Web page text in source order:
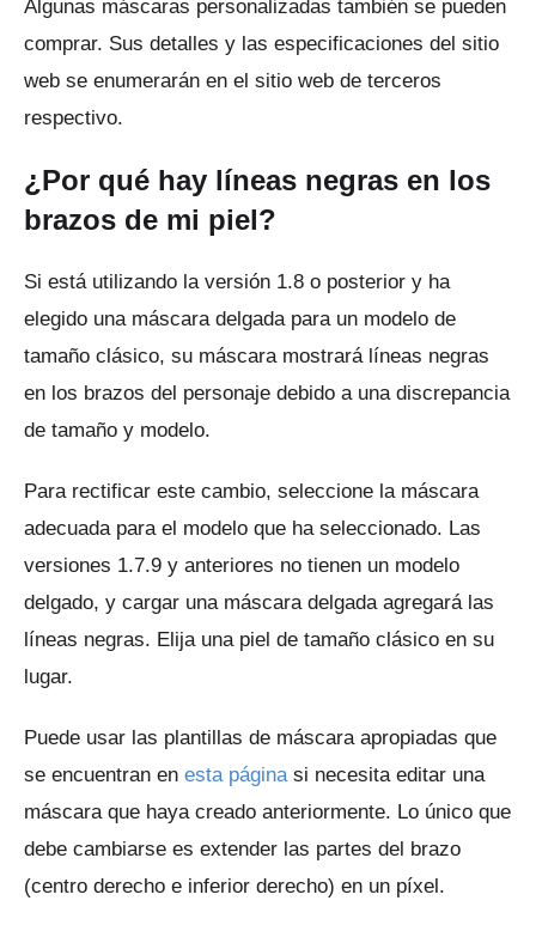
Algunas máscaras personalizadas también se pueden
comprar. Sus detalles y las especificaciones del sitio
web se enumerarán en el sitio web de terceros
respectivo.
¿Por qué hay líneas negras en los
brazos de mi piel?
Si está utilizando la versión 1.8 o posterior y ha
elegido una máscara delgada para un modelo de
tamaño clásico, su máscara mostrará líneas negras
en los brazos del personaje debido a una discrepancia
de tamaño y modelo.
Para rectificar este cambio, seleccione la máscara
adecuada para el modelo que ha seleccionado. Las
versiones 1.7.9 y anteriores no tienen un modelo
delgado, y cargar una máscara delgada agregará las
líneas negras. Elija una piel de tamaño clásico en su
lugar.
Puede usar las plantillas de máscara apropiadas que
se encuentran en esta página si necesita editar una
máscara que haya creado anteriormente. Lo único que
debe cambiarse es extender las partes del brazo
(centro derecho e inferior derecho) en un píxel.